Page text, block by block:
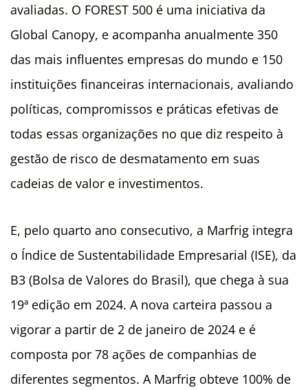
avaliadas. O FOREST 500 é uma iniciativa da
Global Canopy, e acompanha anualmente 350
das mais influentes empresas do mundo e 150
instituições financeiras internacionais, avaliando
políticas, compromissos e práticas efetivas de
todas essas organizações no que diz respeito à
gestão de risco de desmatamento em suas
cadeias de valor e investimentos.
E, pelo quarto ano consecutivo, a Marfrig integra
o Índice de Sustentabilidade Empresarial (ISE), da
B3 (Bolsa de Valores do Brasil), que chega à sua
19ª edição em 2024. A nova carteira passou a
vigorar a partir de 2 de janeiro de 2024 e é
composta por 78 ações de companhias de
diferentes segmentos. A Marfrig obteve 100% de